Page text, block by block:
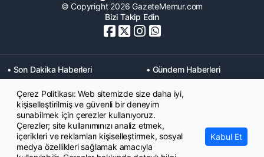
© Copyright 2026 GazeteMemur.com
Bizi Takip Edin
• Son Dakika Haberleri
• Gündem Haberleri
• Memurlar Haberleri
• KPSS Haberleri
• Ekonomi Haberleri
• Eğitim Haberleri
• Yaşam Haberleri
• Maaş Verileri Haberleri
• Mahkeme Kararları
Haberleri
Çerez Politikası: Web sitemizde size daha iyi,
kişiselleştirilmiş ve güvenli bir deneyim
sunabilmek için çerezler kullanıyoruz.
Çerezler; site kullanımınızı analiz etmek,
içerikleri ve reklamları kişiselleştirmek, sosyal
medya özellikleri sağlamak amacıyla
Kabul Et